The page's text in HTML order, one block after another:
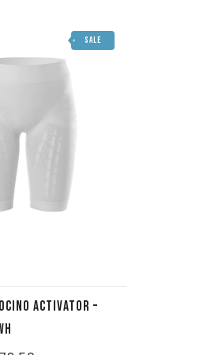
€ 97,50.
SALE